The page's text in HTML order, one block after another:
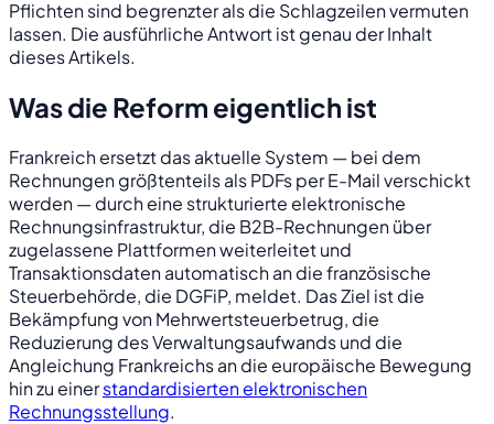
Pflichten sind begrenzter als die Schlagzeilen vermuten
lassen. Die ausführliche Antwort ist genau der Inhalt
dieses Artikels.
Was die Reform eigentlich ist
Frankreich ersetzt das aktuelle System — bei dem
Rechnungen größtenteils als PDFs per E-Mail verschickt
werden — durch eine strukturierte elektronische
Rechnungsinfrastruktur, die B2B-Rechnungen über
zugelassene Plattformen weiterleitet und
Transaktionsdaten automatisch an die französische
Steuerbehörde, die DGFiP, meldet. Das Ziel ist die
Bekämpfung von Mehrwertsteuerbetrug, die
Reduzierung des Verwaltungsaufwands und die
Angleichung Frankreichs an die europäische Bewegung
hin zu einerstandardisierten elektronischen
Rechnungsstellung.